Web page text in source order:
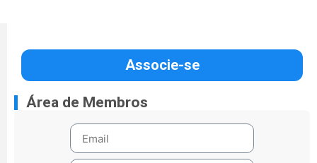
Associe-se
Área de Membros